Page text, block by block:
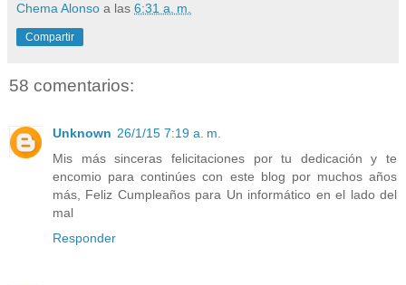
Chema Alonso a las 6:31 a. m.
Compartir
58 comentarios:
Unknown 26/1/15 7:19 a. m.
Mis más sinceras felicitaciones por tu dedicación y te
encomio para continúes con este blog por muchos años
más, Feliz Cumpleaños para Un informático en el lado del
mal
Responder